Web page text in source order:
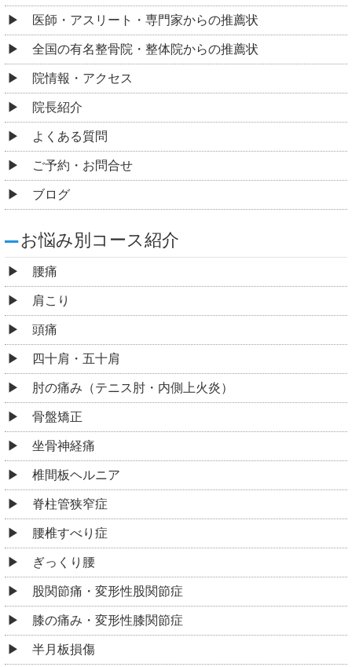
医師・アスリート・専門家からの推薦状
全国の有名整骨院・整体院からの推薦状
院情報・アクセス
院長紹介
よくある質問
ご予約・お問合せ
ブログ
お悩み別コース紹介
腰痛
肩こり
頭痛
四十肩・五十肩
肘の痛み（テニス肘・内側上火炎）
骨盤矯正
坐骨神経痛
椎間板ヘルニア
脊柱管狭窄症
腰椎すべり症
ぎっくり腰
股関節痛・変形性股関節症
膝の痛み・変形性膝関節症
半月板損傷